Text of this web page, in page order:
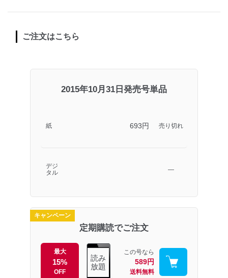
ご注文はこちら
2015年10月31日発売号単品
紙 693円 売り切れ
デジ
タル
―
キャンペーン
定期購読でご注文
最大
15%
OFF
読み
放題
この号なら
589円
送料無料